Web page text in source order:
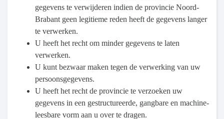
gegevens te verwijderen indien de provincie Noord-
Brabant geen legitieme reden heeft de gegevens langer
te verwerken.
U heeft het recht om minder gegevens te laten
verwerken.
U kunt bezwaar maken tegen de verwerking van uw
persoonsgegevens.
U heeft het recht de provincie te verzoeken uw
gegevens in een gestructureerde, gangbare en machine-
leesbare vorm aan u over te dragen.